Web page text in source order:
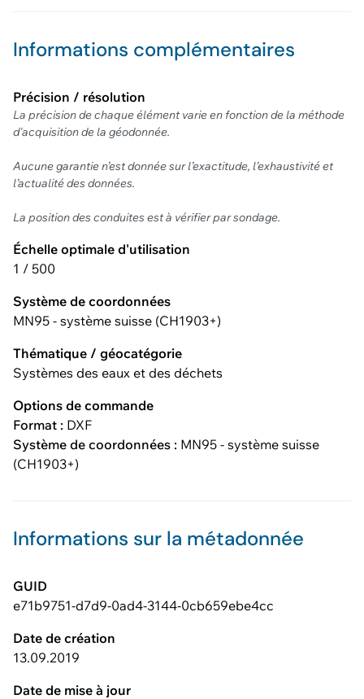
Informations complémentaires
Précision / résolution
La précision de chaque élément varie en fonction de la méthode
d'acquisition de la géodonnée.
Aucune garantie n’est donnée sur l’exactitude, l’exhaustivité et
l’actualité des données.
La position des conduites est à vérifier par sondage.
Échelle optimale d'utilisation
1 / 500
Système de coordonnées
MN95 - système suisse (CH1903+)
Thématique / géocatégorie
Systèmes des eaux et des déchets
Options de commande
Format : DXF
Système de coordonnées : MN95 - système suisse
(CH1903+)
Informations sur la métadonnée
GUID
e71b9751-d7d9-0ad4-3144-0cb659ebe4cc
Date de création
13.09.2019
Date de mise à jour